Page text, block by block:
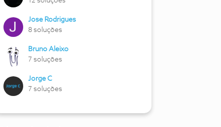
Jose Rodrigues
8 soluções
Bruno Aleixo
7 soluções
Jorge C
7 soluções